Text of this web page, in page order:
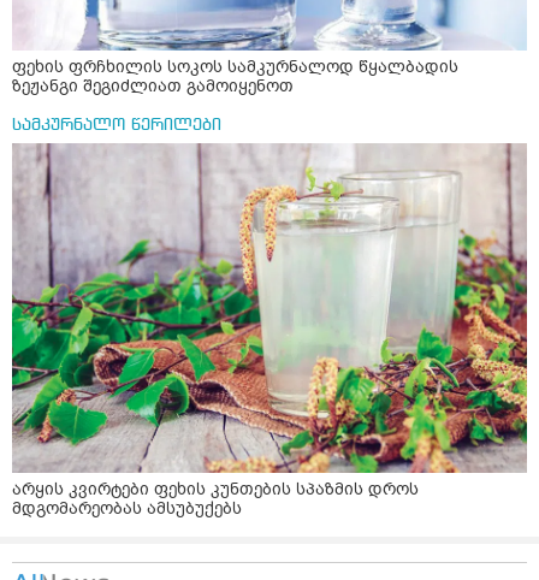
ფეხის ფრჩხილის სოკოს სამკურნალოდ წყალბადის
ზეჟანგი შეგიძლიათ გამოიყენოთ
სამკურნალო წერილები
არყის კვირტები ფეხის კუნთების სპაზმის დროს
მდგომარეობას ამსუბუქებს